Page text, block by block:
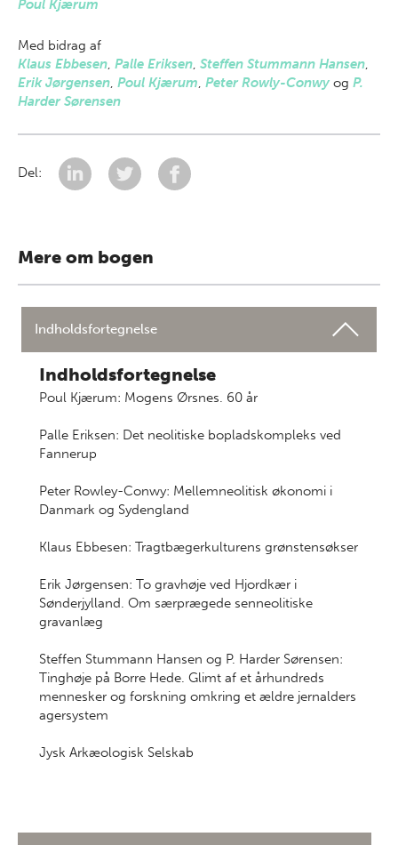
Poul Kjærum
Med bidrag af
Klaus Ebbesen, Palle Eriksen, Steffen Stummann Hansen,
Erik Jørgensen, Poul Kjærum, Peter Rowly-Conwy og P.
Harder Sørensen
Del:
Mere om bogen
Indholdsfortegnelse
Indholdsfortegnelse
Poul Kjærum: Mogens Ørsnes. 60 år
Palle Eriksen: Det neolitiske bopladskompleks ved
Fannerup
Peter Rowley-Conwy: Mellemneolitisk økonomi i
Danmark og Sydengland
Klaus Ebbesen: Tragtbægerkulturens grønstensøkser
Erik Jørgensen: To gravhøje ved Hjordkær i
Sønderjylland. Om særprægede senneolitiske
gravanlæg
Steffen Stummann Hansen og P. Harder Sørensen:
Tinghøje på Borre Hede. Glimt af et århundreds
mennesker og forskning omkring et ældre jernalders
agersystem
Jysk Arkæologisk Selskab